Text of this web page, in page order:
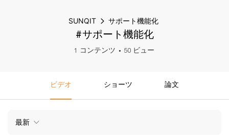
SUNQIT サポート機能化
#サポート機能化
1 コンテンツ 50 ビュー
ビデオ ショーツ 論文
最新